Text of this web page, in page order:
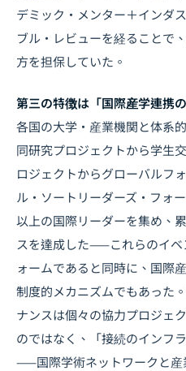
デミック・メンター＋インダ
ブル・レビューを経ることで
方を担保していた。
第三の特徴は「国際産学連携
各国の大学・産業機関と体系
同研究プロジェクトから学生
ロジェクトからグローバルフ
ル・ソートリーダーズ・フォ
以上の国際リーダーを集め、
スを達成した——これらのイベ
ォームであると同時に、国際
制度的メカニズムでもあった
ナンスは個々の協力プロジェ
のではなく、「接続のインフ
——国際学術ネットワークと産